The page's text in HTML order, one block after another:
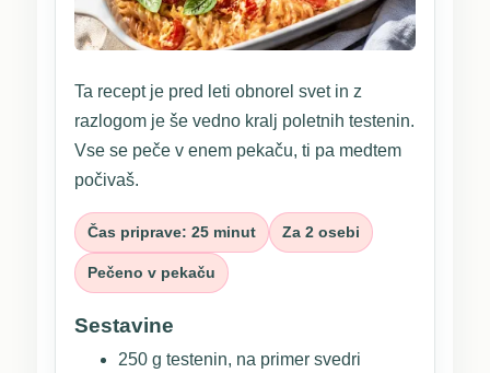
Ta recept je pred leti obnorel svet in z
razlogom je še vedno kralj poletnih testenin.
Vse se peče v enem pekaču, ti pa medtem
počivaš.
Čas priprave: 25 minut Za 2 osebi
Pečeno v pekaču
Sestavine
250 g testenin, na primer svedri